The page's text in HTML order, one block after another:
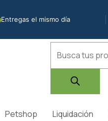
Entregas el mismo día
de
productos
Petshop Liquidación